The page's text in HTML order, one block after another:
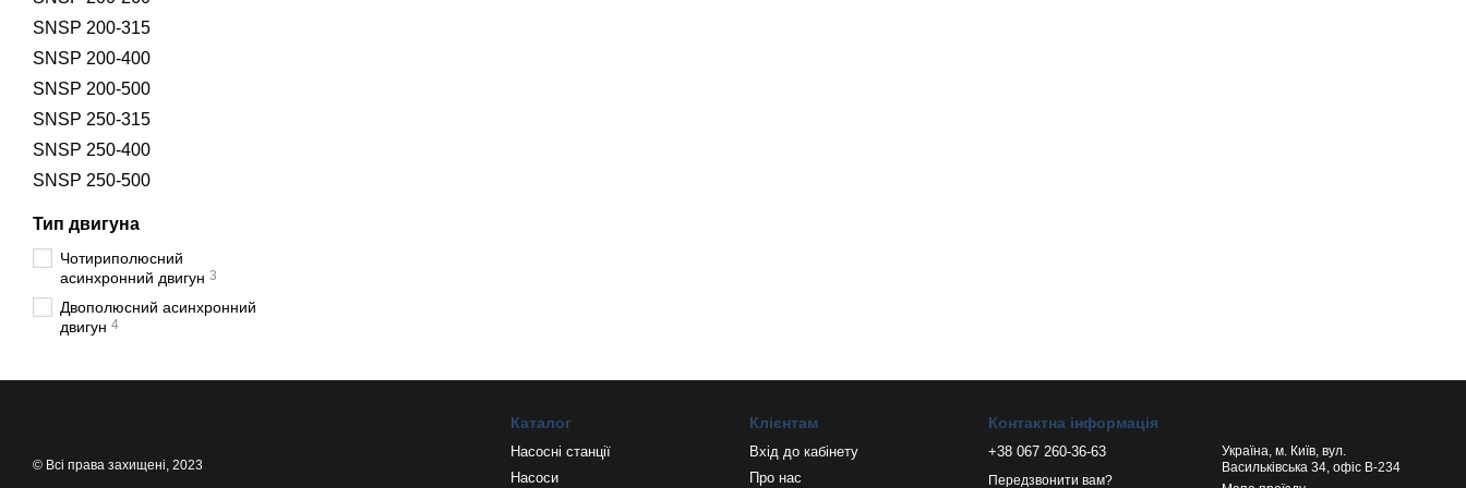
SNSP 200-315
SNSP 200-400
SNSP 200-500
SNSP 250-315
SNSP 250-400
SNSP 250-500
Тип двигуна
Чотириполюсний
асинхронний двигун 3
Двополюсний асинхронний
двигун 4
© Всі права захищені, 2023
Каталог
Насосні станції
Насоси
Клієнтам
Вхід до кабінету
Про нас
Контактна інформація
+38 067 260-36-63
Передзвонити вам?
Україна, м. Київ, вул.
Васильківська 34, офіс В-234